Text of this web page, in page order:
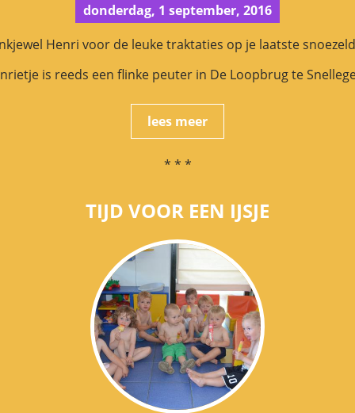
donderdag, 1 september, 2016
Henri voor de leuke traktaties op je laatste
is reeds een flinke peuter in De Loopbrug te
lees meer
* * *
TIJD VOOR EEN IJSJE